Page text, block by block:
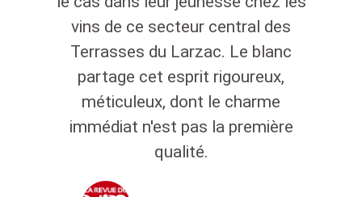
vins de ce secteur central des
Terrasses du Larzac. Le blanc
partage cet esprit rigoureux,
méticuleux, dont le charme
immédiat n'est pas la première
qualité.